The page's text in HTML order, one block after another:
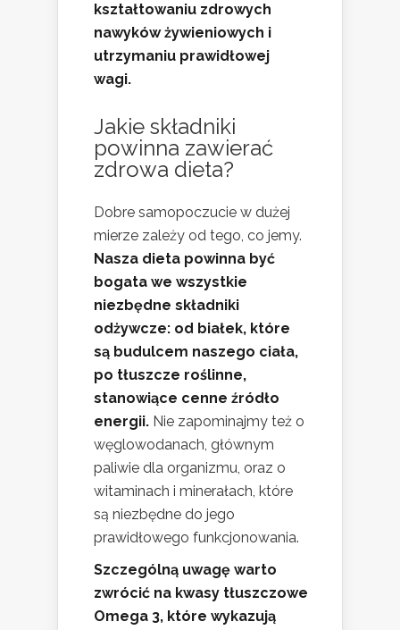
kształtowaniu zdrowych
nawyków żywieniowych i
utrzymaniu prawidłowej
wagi.
Jakie składniki
powinna zawierać
zdrowa dieta?
Dobre samopoczucie w dużej
mierze zależy od tego, co jemy.
Nasza dieta powinna być
bogata we wszystkie
niezbędne składniki
odżywcze: od białek, które
są budulcem naszego ciała,
po tłuszcze roślinne,
stanowiące cenne źródło
energii. Nie zapominajmy też o
węglowodanach, głównym
paliwie dla organizmu, oraz o
witaminach i minerałach, które
są niezbędne do jego
prawidłowego funkcjonowania.
Szczególną uwagę warto
zwrócić na kwasy tłuszczowe
Omega 3, które wykazują